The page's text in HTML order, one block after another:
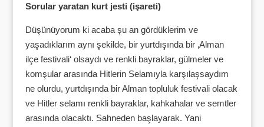
Sorular yaratan kurt jesti (işareti)
Düşünüyorum ki acaba şu an gördüklerim ve
yaşadıklarım aynı şekilde, bir yurtdışında bir ‚Alman
ilçe festivali‘ olsaydı ve renkli bayraklar, gülmeler ve
komşular arasında Hitlerin Selamıyla karşılaşsaydım
ne olurdu, yurtdışında bir Alman topluluk festivali olacak
ve Hitler selamı renkli bayraklar, kahkahalar ve semtler
arasında olacaktı. Sahneden başlayarak. Yani